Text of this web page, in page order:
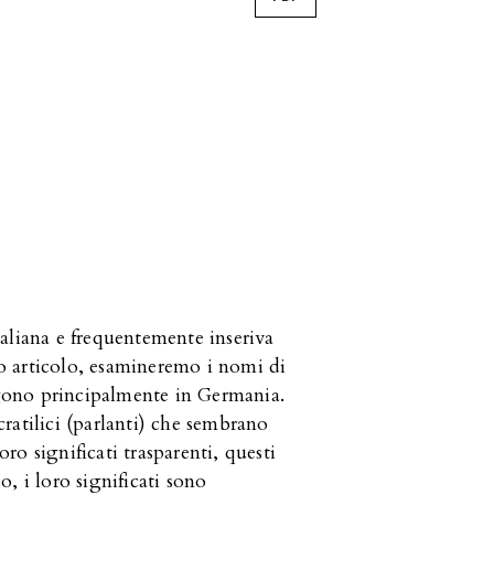
e frequentemente inseriva
articolo, esamineremo i nomi di
principalmente in Germania.
(parlanti) che sembrano
significati trasparenti, questi
i loro significati sono